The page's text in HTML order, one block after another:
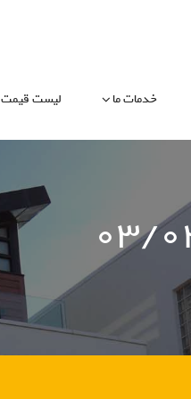
خدمات ما لیست قیمت